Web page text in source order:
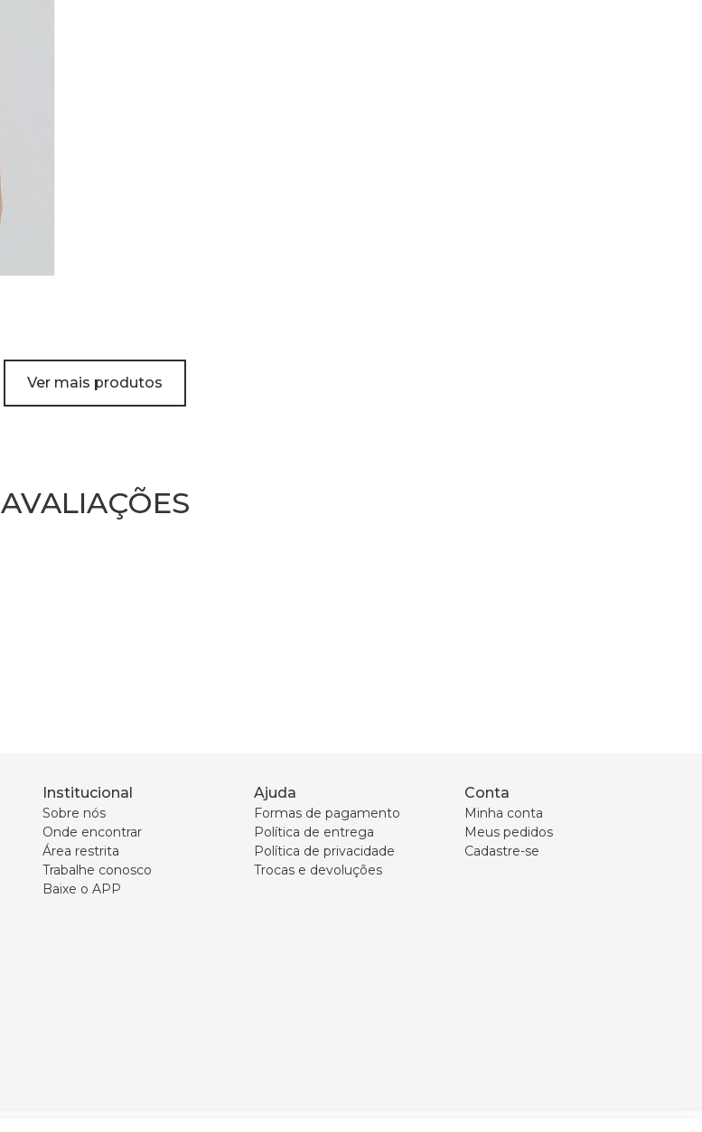
Ver mais produtos
AVALIAÇÕES
Institucional
Sobre nós
Onde encontrar
Área restrita
Trabalhe conosco
Baixe o APP
Ajuda
Formas de pagamento
Política de entrega
Política de privacidade
Trocas e devoluções
Conta
Minha conta
Meus pedidos
Cadastre-se